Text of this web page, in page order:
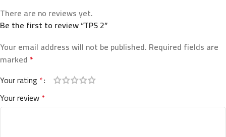
There are no reviews yet.
Be the first to review “TPS 2”
Your email address will not be published. Required fields are
marked *
Your rating *
Your review*